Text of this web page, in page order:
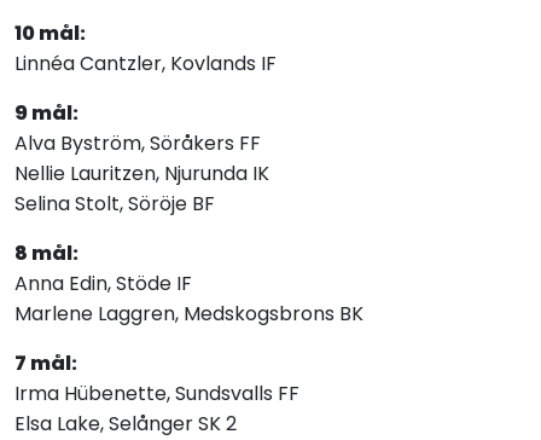
10 mål:
Linnéa Cantzler, Kovlands IF
9 mål:
Alva Byström, Söråkers FF
Nellie Lauritzen, Njurunda IK
Selina Stolt, Söröje BF
8 mål:
Anna Edin, Stöde IF
Marlene Laggren, Medskogsbrons BK
7 mål:
Irma Hübenette, Sundsvalls FF
Elsa Lake, Selånger SK 2